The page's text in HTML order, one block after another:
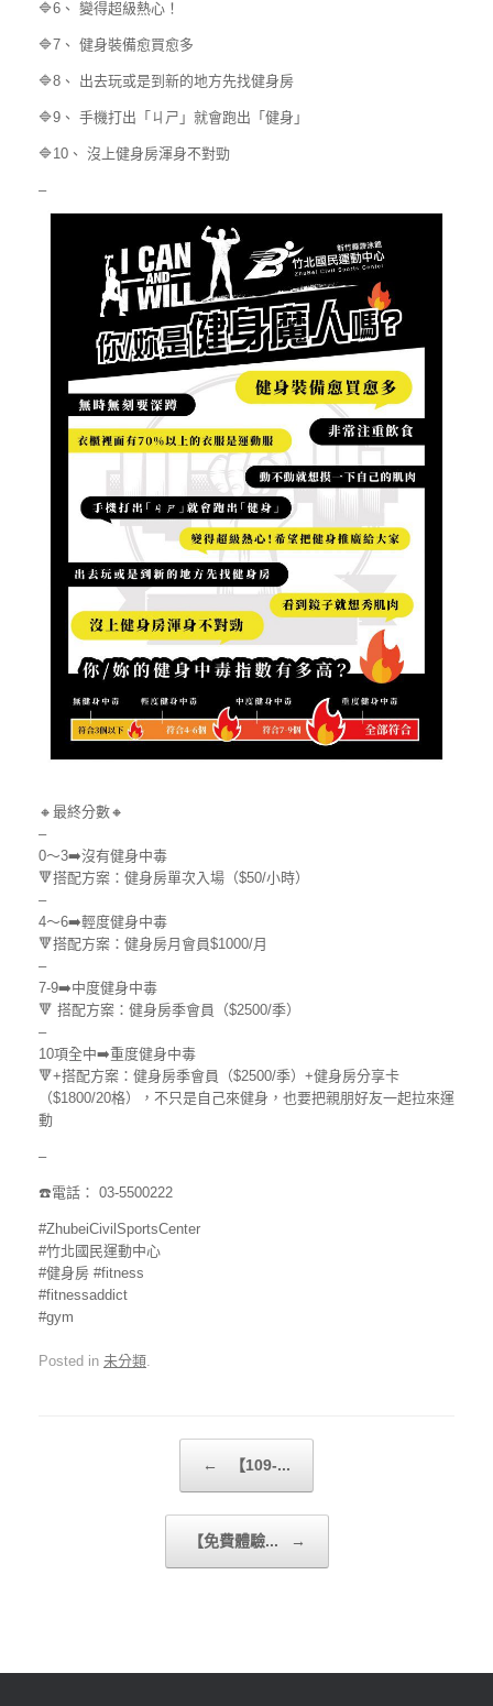
🔷6、 變得超級熱心！
🔷7、 健身裝備愈買愈多
🔷8、 出去玩或是到新的地方先找健身房
🔷9、 手機打出「ㄐㄕ」就會跑出「健身」
🔷10、 沒上健身房渾身不對勁
–
🔸最終分數🔸
–
0～3➡️沒有健身中毒
🔻搭配方案：健身房單次入場（$50/小時）
–
4～6➡️輕度健身中毒
🔻搭配方案：健身房月會員$1000/月
–
7-9➡️中度健身中毒
🔻 搭配方案：健身房季會員（$2500/季）
–
10項全中➡️重度健身中毒
🔻+搭配方案：健身房季會員（$2500/季）+健身房分享卡
（$1800/20格），不只是自己來健身，也要把親朋好友一起拉來運
動
–
☎️電話： 03-5500222
#ZhubeiCivilSportsCenter
#竹北國民運動中心
#健身房 #fitness
#fitnessaddict
#gym
Posted in 未分類
← 【109-...
【免費體驗... →